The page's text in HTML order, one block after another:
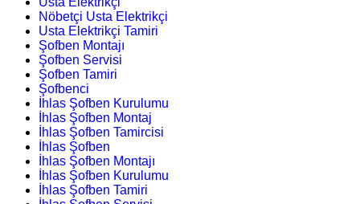
Nöbetçi Usta Elektrikçi
Usta Elektrikçi Tamiri
Şofben Montajı
Şofben Servisi
Şofben Tamiri
Şofbenci
İhlas Şofben Kurulumu
İhlas Şofben Montaj
İhlas Şofben Tamircisi
İhlas Şofben
İhlas Şofben Montajı
İhlas Şofben Kurulumu
İhlas Şofben Tamiri